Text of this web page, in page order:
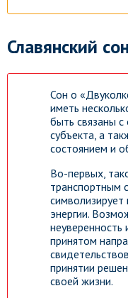
Славянский
Сон о
иметь
быть связаны
субъекта, а
состоянием и
Во-первых,
транспортным
энергии.
неуверенность
принятом
принятии
своей жизни.